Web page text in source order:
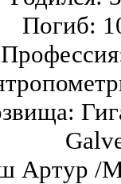
Погиб:
Артур /